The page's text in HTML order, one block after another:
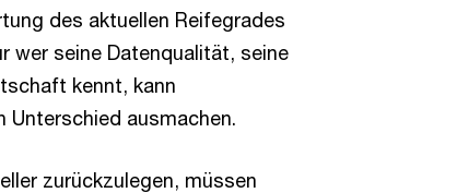
des aktuellen Reifegrades
wer seine Datenqualität, seine
kennt, kann
Unterschied ausmachen.
zurückzulegen, müssen